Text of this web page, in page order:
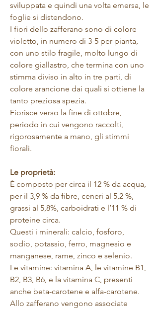
sviluppata e quindi una volta emersa, le
foglie si distendono.
I fiori dello zafferano sono di colore
violetto, in numero di 3-5 per pianta,
con uno stilo fragile, molto lungo di
colore giallastro, che termina con uno
stimma diviso in alto in tre parti, di
colore arancione dai quali si ottiene la
tanto preziosa spezia.
Fiorisce verso la fine di ottobre,
periodo in cui vengono raccolti,
rigorosamente a mano, gli stimmi
fiorali.
Le proprietà:
È composto per circa il 12 % da acqua,
per il 3,9 % da fibre, ceneri al 5,2 %,
grassi al 5,8%, carboidrati e l’11 % di
proteine circa.
Questi i minerali: calcio, fosforo,
sodio, potassio, ferro, magnesio e
manganese, rame, zinco e selenio.
Le vitamine: vitamina A, le vitamine B1,
B2, B3, B6, e la vitamina C, presenti
anche beta-carotene e alfa-carotene.
Allo zafferano vengono associate